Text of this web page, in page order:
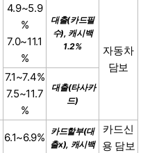
4.9~5.9
%
7.0~11.1
%
대출(카드필
수), 캐시백
1.2%
자동차
담보
7.1~7.4%
7.5~11.7
%
대출(타사카
드)
6.1~6.9%
카드할부(대
출x), 캐시백
카드신
용 담보